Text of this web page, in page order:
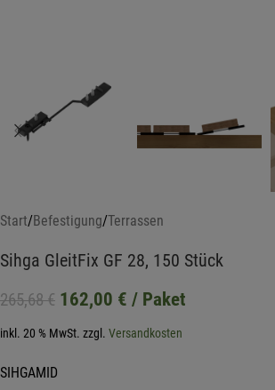
Start/Befestigung/Terrassen
Sihga GleitFix GF 28, 150 Stück
265,68€ 162,00 € / Paket
inkl. 20 % MwSt. zzgl. Versandkosten
SIHGAMID